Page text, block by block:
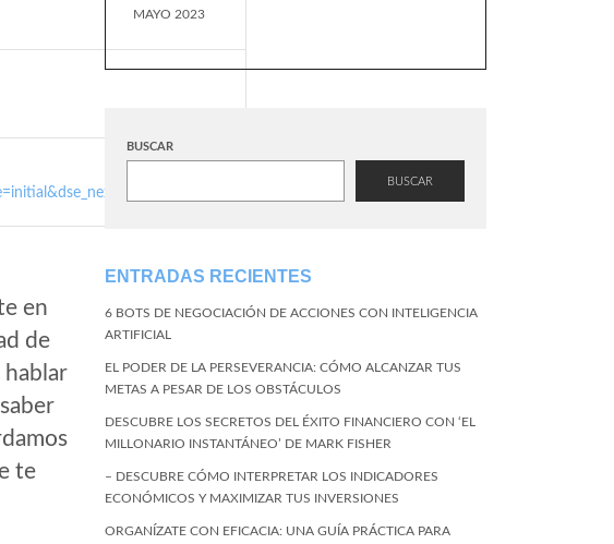
en
de
hablar
te
MAYO 2023
BUSCAR
BUSCAR
ENTRADAS RECIENTES
6 BOTS DE NEGOCIACIÓN DE ACCIONES CON INTELIGENCIA
ARTIFICIAL
EL PODER DE LA PERSEVERANCIA: CÓMO ALCANZAR TUS
METAS A PESAR DE LOS OBSTÁCULOS
DESCUBRE LOS SECRETOS DEL ÉXITO FINANCIERO CON ‘EL
MILLONARIO INSTANTÁNEO’ DE MARK FISHER
– DESCUBRE CÓMO INTERPRETAR LOS INDICADORES
ECONÓMICOS Y MAXIMIZAR TUS INVERSIONES
ORGANÍZATE CON EFICACIA: UNA GUÍA PRÁCTICA PARA